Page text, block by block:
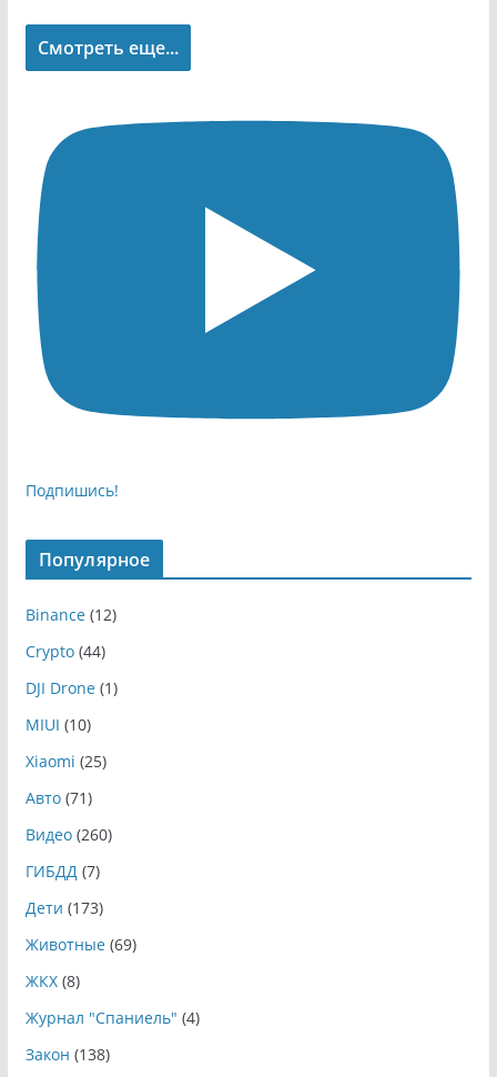
Смотреть еще...
Подпишись!
Популярное
Binance(12)
Crypto(44)
DJI Drone(1)
MIUI (10)
Xiaomi (25)
Авто(71)
Видео(260)
ГИБДД(7)
Дети (173)
Животные(69)
ЖКХ(8)
Журнал "Спаниель" (4)
Закон (138)